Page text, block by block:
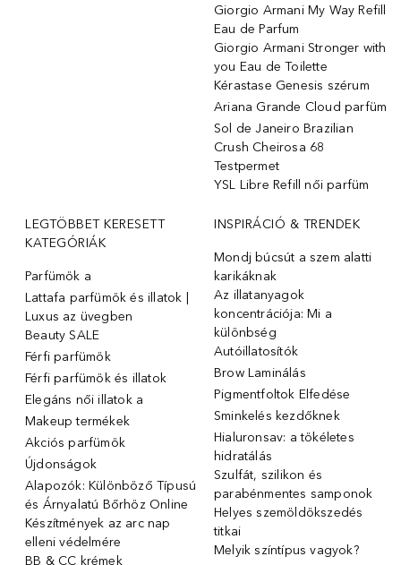
Giorgio Armani My Way Refill
Eau de Parfum
Giorgio Armani Stronger with
you Eau de Toilette
Kérastase Genesis szérum
Ariana Grande Cloud parfüm
Sol de Janeiro Brazilian
Crush Cheirosa 68
Testpermet
YSL Libre Refill női parfüm
LEGTÖBBET KERESETT
KATEGÓRIÁK
Parfümök ️a
Lattafa parfümök és illatok |
Luxus az üvegben
Beauty SALE
Férfi parfümök
Férfi parfümök és illatok
Elegáns női illatok ️a
Makeup termékek
Akciós parfümök
Újdonságok
Alapozók: Különböző Típusú
és Árnyalatú Bőrhöz Online
Készítmények az arc nap
elleni védelmére
BB & CC krémek
INSPIRÁCIÓ & TRENDEK
Mondj búcsút a szem alatti
karikáknak
Az illatanyagok
koncentrációja: Mi a
különbség
Autóillatosítók
Brow Laminálás
Pigmentfoltok Elfedése
Sminkelés kezdőknek
Hialuronsav: a tökéletes
hidratálás
Szulfát, szilikon és
parabénmentes samponok
Helyes szemöldökszedés
titkai
Melyik színtípus vagyok?